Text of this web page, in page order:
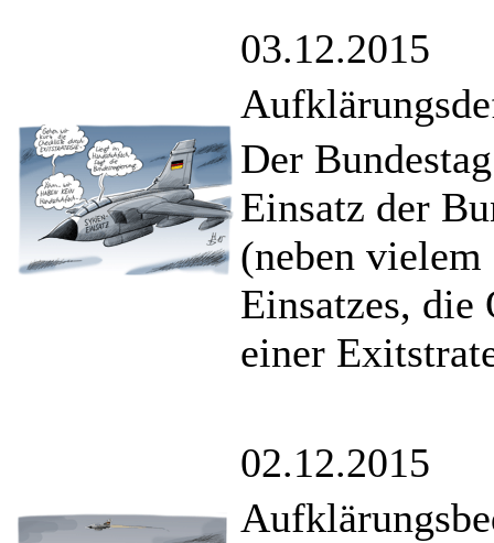
03.12.2015
Der
Einsatz der
(neben vielem
Einsatzes, die
einer
02.12.2015